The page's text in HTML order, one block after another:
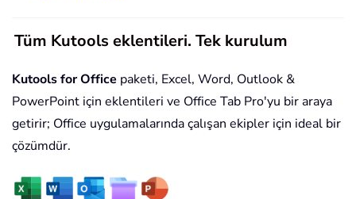
Tüm Kutools eklentileri. Tek kurulum
Kutools for Office paketi, Excel, Word, Outlook &
PowerPoint için eklentileri ve Office Tab Pro'yu bir araya
getirir; Office uygulamalarında çalışan ekipler için ideal bir
çözümdür.